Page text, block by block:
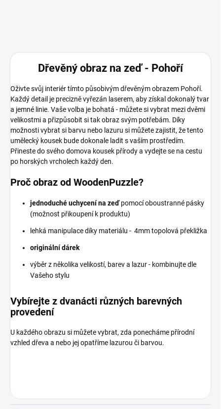
Dřevěný obraz na zeď - Pohoří
Oživte svůj interiér tímto působivým dřevěným obrazem Pohoří.
Každý detail je precizně vyřezán laserem, aby získal dokonalý tvar
a jemné linie. Vaše volba je bohatá - můžete si vybrat mezi dvěmi
velikostmi a přizpůsobit si tak obraz svým potřebám. Díky
možnosti vybrat si barvu nebo lazuru si můžete zajistit, že tento
umělecký kousek bude dokonale ladit s vaším prostředím.
Přineste do svého domova kousek přírody a vydejte se na cestu
po horských vrcholech každý den.
Proč obraz od WoodenPuzzle?
jednoduché uchycení na zeďpomocí oboustranné pásky
(možnost přikoupení k produktu)
lehká manipulace díky materiálu - 4mm topolová překližka
originální dárek
výběr z několika velikostí, barev a lazur - kombinujte dle
Vašeho stylu
Vybírejte z dvanácti různých barevných
provedení
U každého obrazu si můžete vybrat, zda ponecháme přírodní
vzhled dřeva a nebo jej opatříme lazurou či barvou.